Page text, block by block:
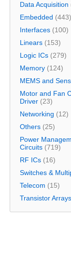
Data Acquisition
Embedded (443)
Interfaces (100)
Linears (153)
Logic ICs (279)
Memory (124)
MEMS and
Motor and Fan
Driver (23)
Networking (12)
Others (25)
Power
Circuits (719)
RF ICs (16)
Switches &
Telecom (15)
Transistor Arrays